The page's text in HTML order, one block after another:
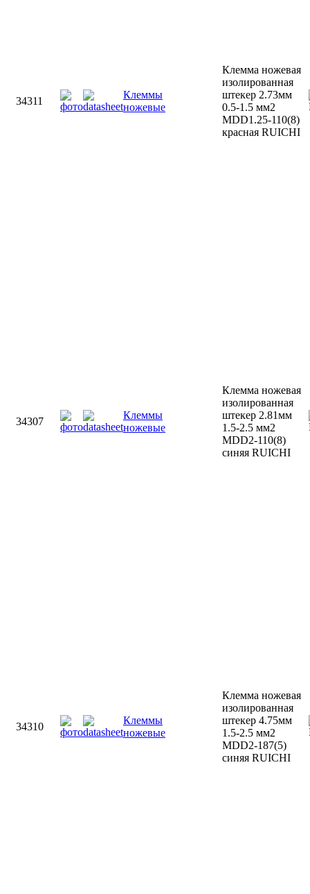
34311
Клеммы
ножевые
Клемма ножевая
изолированная
штекер 2.73мм
0.5-1.5 мм2
MDD1.25-110(8)
красная RUICHI
34307
Клеммы
ножевые
Клемма ножевая
изолированная
штекер 2.81мм
1.5-2.5 мм2
MDD2-110(8)
синяя RUICHI
34310
Клеммы
ножевые
Клемма ножевая
изолированная
штекер 4.75мм
1.5-2.5 мм2
MDD2-187(5)
синяя RUICHI